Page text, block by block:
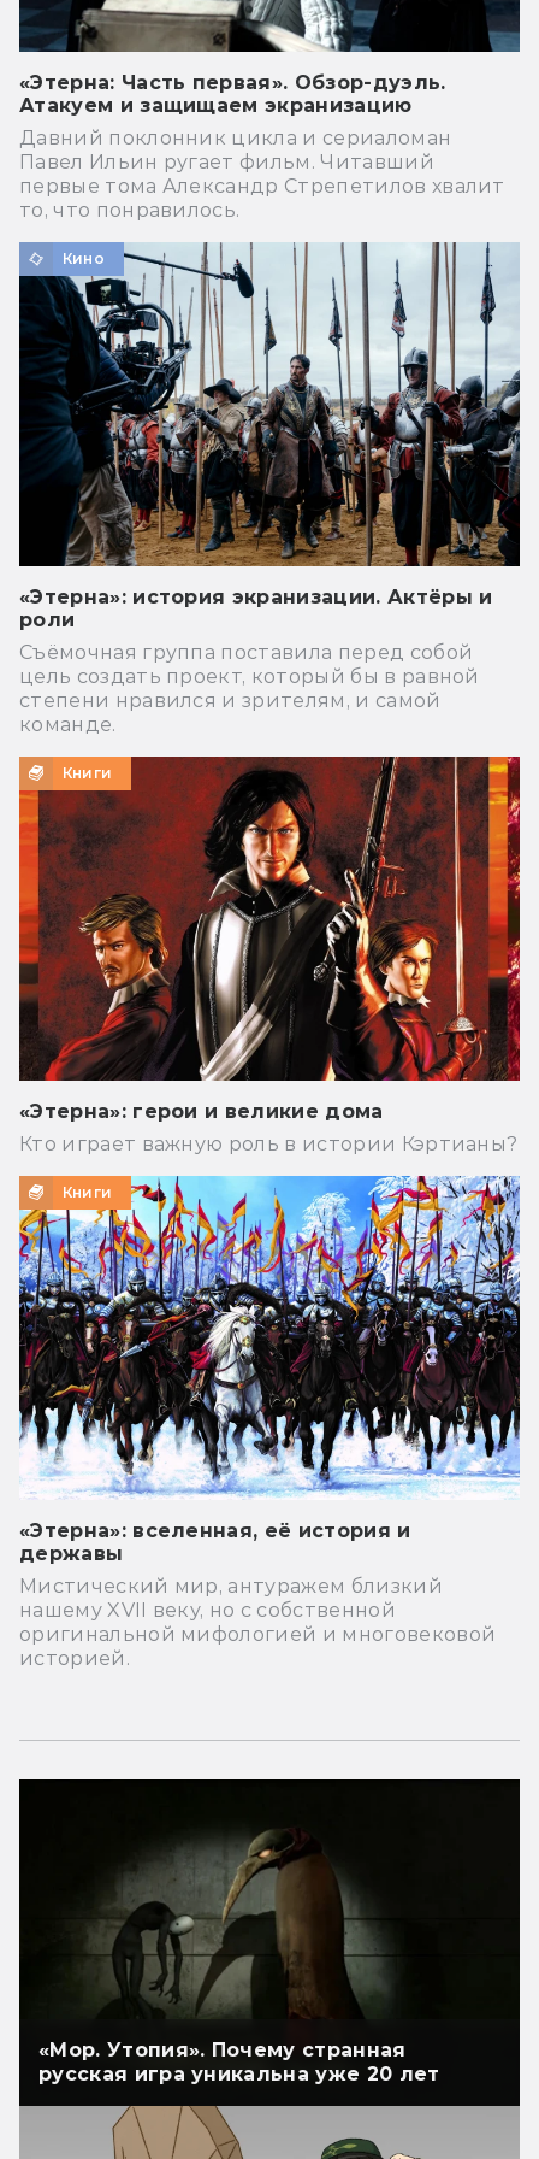
«Этерна: Часть первая». Обзор-дуэль.
Атакуем и защищаем экранизацию
Давний поклонник цикла и сериаломан
Павел Ильин ругает фильм. Читавший
первые тома Александр Стрепетилов хвалит
то, что понравилось.
Кино
«Этерна»: история экранизации. Актёры и
роли
Съёмочная группа поставила перед собой
цель создать проект, который бы в равной
степени нравился и зрителям, и самой
команде.
Книги
«Этерна»: герои и великие дома
Кто играет важную роль в истории Кэртианы?
Книги
«Этерна»: вселенная, её история и
державы
Мистический мир, антуражем близкий
нашему XVII веку, но с собственной
оригинальной мифологией и многовековой
историей.
«Мор. Утопия». Почему странная
русская игра уникальна уже 20 лет